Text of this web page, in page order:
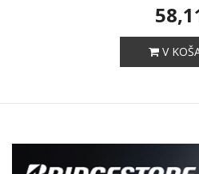
V